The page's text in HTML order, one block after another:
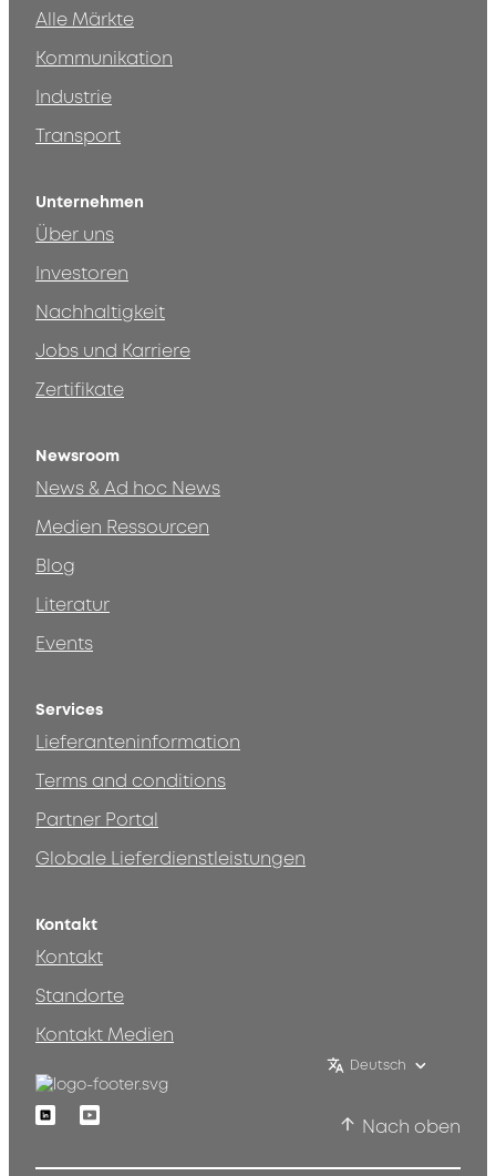
Alle Märkte
Kommunikation
Industrie
Transport
Unternehmen
Über uns
Investoren
Nachhaltigkeit
Jobs und Karriere
Zertifikate
Newsroom
News & Ad hoc News
Medien Ressourcen
Blog
Literatur
Events
Services
Lieferanteninformation
Terms and conditions
Partner Portal
Globale Lieferdienstleistungen
Kontakt
Kontakt
Standorte
Kontakt Medien
Deutsch
LinkedinYoutube
Nach oben